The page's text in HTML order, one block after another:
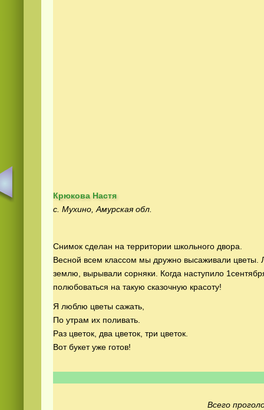
Крюкова Настя
с. Мухино, Амурская обл.
Снимок сделан на территории школьного двора.
Весной всем классом мы дружно высаживали
землю, вырывали сорняки. Когда наступило
полюбоваться на такую сказочную красоту!
Я люблю цветы сажать,
По утрам их поливать.
Раз цветок, два цветок, три цветок.
Вот букет уже готов!
Всего
видео онлайн